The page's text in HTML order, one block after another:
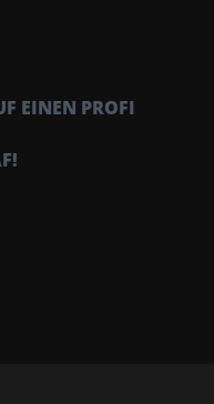
EINEN PROFI